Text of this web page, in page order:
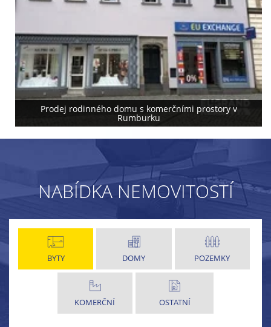
Prodej rodinného domu s komerčními prostory v
Rumburku
NABÍDKA NEMOVITOSTÍ
BYTY DOMY POZEMKY
KOMERČNÍ OSTATNÍ